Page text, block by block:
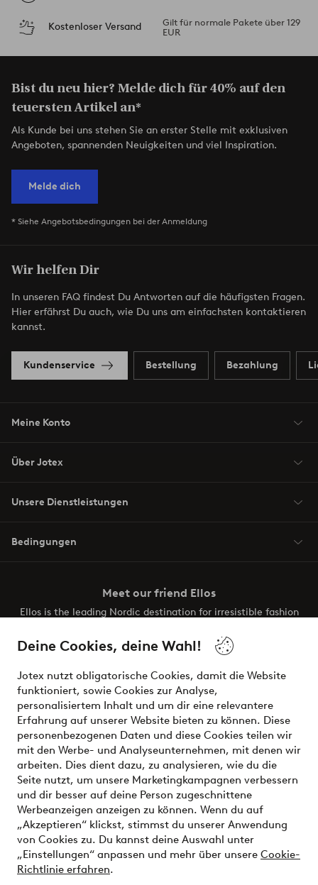
Deine Cookies, deine Wahl!
Jotex nutzt obligatorische Cookies, damit die Website
funktioniert, sowie Cookies zur Analyse,
personalisiertem Inhalt und um dir eine relevantere
Erfahrung auf unserer Website bieten zu können. Diese
personenbezogenen Daten und diese Cookies teilen wir
mit den Werbe- und Analyseunternehmen, mit denen wir
arbeiten. Dies dient dazu, zu analysieren, wie du die
Seite nutzt, um unsere Marketingkampagnen verbessern
und dir besser auf deine Person zugeschnittene
Werbeanzeigen anzeigen zu können. Wenn du auf
„Akzeptieren“ klickst, stimmst du unserer Anwendung
von Cookies zu. Du kannst deine Auswahl unter
„Einstellungen“ anpassen und mehr über unsere Cookie-
Richtlinie erfahren.
Kostenloser Versand
Gilt für normale Pakete über 129
EUR
Bist du neu hier? Melde dich für 40% auf den
teuersten Artikel an*
Als Kunde bei uns stehen Sie an erster Stelle mit exklusiven
Angeboten, spannenden Neuigkeiten und viel Inspiration.
Melde dich
* Siehe Angebotsbedingungen bei der Anmeldung
Wir helfen Dir
In unseren FAQ findest Du Antworten auf die häufigsten Fragen.
Hier erfährst Du auch, wie Du uns am einfachsten kontaktieren
kannst.
Kundenservice Bestellung Bezahlung
Meine Konto
Über Jotex
Unsere Dienstleistungen
Bedingungen
Meet our friend Ellos
Ellos is the leading Nordic destination for irresistible fashion
the latest trends, curated to make finding your next look
effortless. It’s all here.
Visit Ellos
Sichere Zahlungen - Jetzt bezahlen oder aufteilen
Möchtest du mehr über unsere
Zahlungsmöglichkeitenerfahren?